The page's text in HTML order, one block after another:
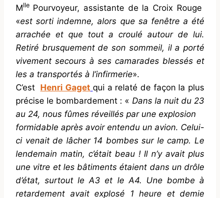
Mlle Pourvoyeur, assistante de la Croix Rouge
«est sorti indemne, alors que sa fenêtre a été
arrachée et que tout a croulé autour de lui.
Retiré brusquement de son sommeil, il a porté
vivement secours à ses camarades blessés et
les a transportés à l’infirmerie».
C’est Henri Gaget qui a relaté de façon la plus
précise le bombardement : « Dans la nuit du 23
au 24, nous fûmes réveillés par une explosion
formidable après avoir entendu un avion. Celui-
ci venait de lâcher 14 bombes sur le camp. Le
lendemain matin, c’était beau ! Il n’y avait plus
une vitre et les bâtiments étaient dans un drôle
d’état, surtout le A3 et le A4. Une bombe à
retardement avait explosé 1 heure et demie